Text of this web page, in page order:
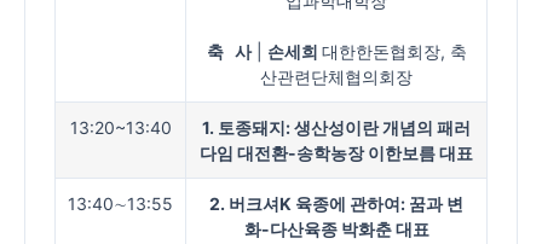
축 사| 손세희 대한한돈협회장, 축
산관련단체협의회장
13:20~13:40 1. 토종돼지:생산성이란 개념의 패러
다임 대전환-송학농장 이한보름 대표
13:40∼13:55
2. 버크셔K 육종에 관하여: 꿈과 변
화-다산육종 박화춘 대표